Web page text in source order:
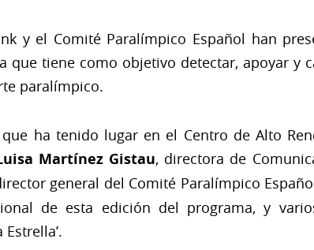
y el Comité Paralímpico Español han
que tiene como objetivo detectar, apoyar y
paralímpico.
que ha tenido lugar en el Centro de Alto
Martínez Gistau, directora de
general del Comité Paralímpico
de esta edición del programa, y